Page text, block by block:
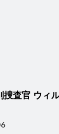
査官 ウィ